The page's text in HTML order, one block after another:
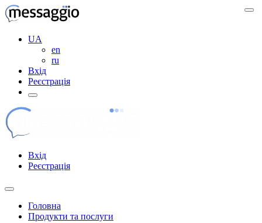
UA
en
ru
Вхід
Реєстрація
Вхід
Реєстрація
Головна
Продукти та послуги